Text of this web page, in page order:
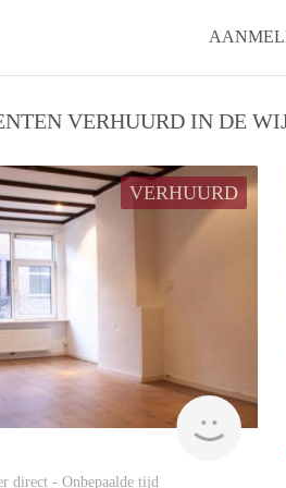
VERHUURD IN DE
VERHUURD
Erik-Jan
direct - Onbepaalde tijd